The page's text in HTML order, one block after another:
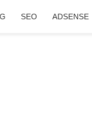
SEO ADSENSE